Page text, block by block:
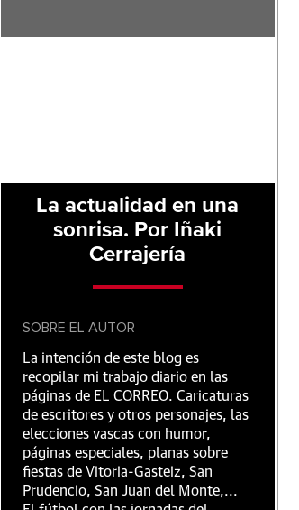
La actualidad en una
sonrisa. Por Iñaki
Cerrajería
SOBRE EL AUTOR
La intención de este blog es
recopilar mi trabajo diario en las
páginas de EL CORREO. Caricaturas
de escritores y otros personajes, las
elecciones vascas con humor,
páginas especiales, planas sobre
fiestas de Vitoria-Gasteiz, San
Prudencio, San Juan del Monte,...